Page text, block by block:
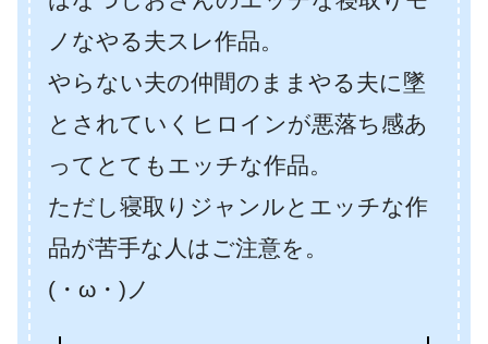
ノなやる夫スレ作品。
やらない夫の仲間のままやる夫に墜
とされていくヒロインが悪落ち感あ
ってとてもエッチな作品。
ただし寝取りジャンルとエッチな作
品が苦手な人はご注意を。
(・ω・)ノ